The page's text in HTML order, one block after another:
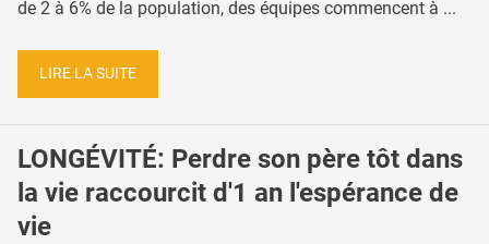
de 2 à 6% de la population, des équipes commencent à ...
LIRE LA SUITE
LONGÉVITÉ: Perdre son père tôt dans
la vie raccourcit d'1 an l'espérance de
vie